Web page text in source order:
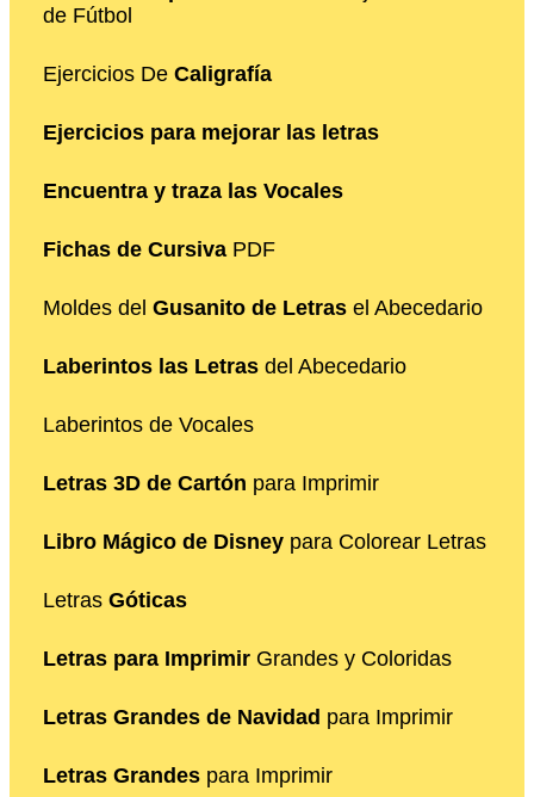
de Fútbol
Ejercicios De Caligrafía
Ejercicios para mejorar las letras
Encuentra y traza las Vocales
Fichas de Cursiva PDF
Moldes del Gusanito de Letras el Abecedario
Laberintos las Letras del Abecedario
Laberintos de Vocales
Letras 3D de Cartón para Imprimir
Libro Mágico de Disney para Colorear Letras
Letras Góticas
Letras para Imprimir Grandes y Coloridas
Letras Grandes de Navidad para Imprimir
Letras Grandes para Imprimir